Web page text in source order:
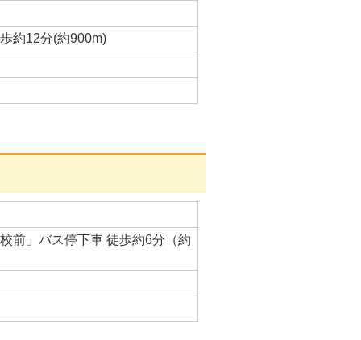
約12分(約900m)
前」バス停下車 徒歩約6分（約